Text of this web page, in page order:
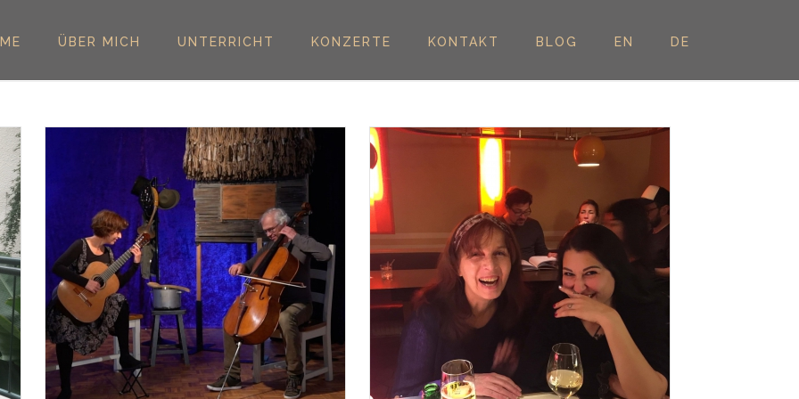
ÜBER MICH UNTERRICHT KONZERTE KONTAKT BLOG EN DE